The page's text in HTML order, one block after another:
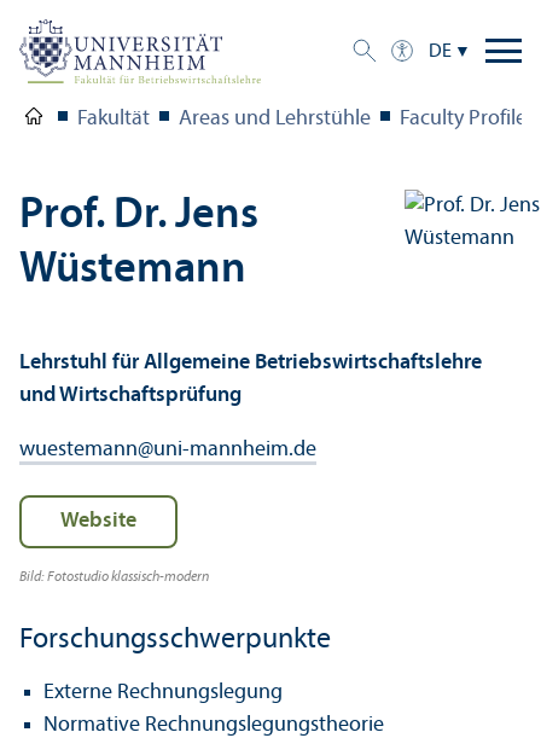
DE
Fakultät Areas und Lehr­stühle Faculty Profile
Prof. Dr. Jens
Wüstemann
Lehr­stuhl für Allgemeine Betriebs­wirtschafts­lehre
und Wirtschafts­prüfung
wuestemann@uni-mannheim.de
Website
Bild: Fotostudio klassisch-modern
Forschungs­schwerpunkte
Externe Rechnungs­legung
Normative Rechnungs­legungs­theorie